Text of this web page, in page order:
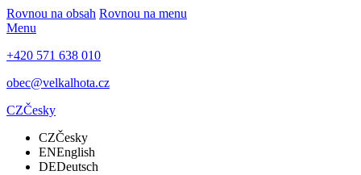
Rovnou na obsah Rovnou na menu
Menu
+420 571 638 010
obec@velkalhota.cz
CZČesky
CZČesky
ENEnglish
DEDeutsch